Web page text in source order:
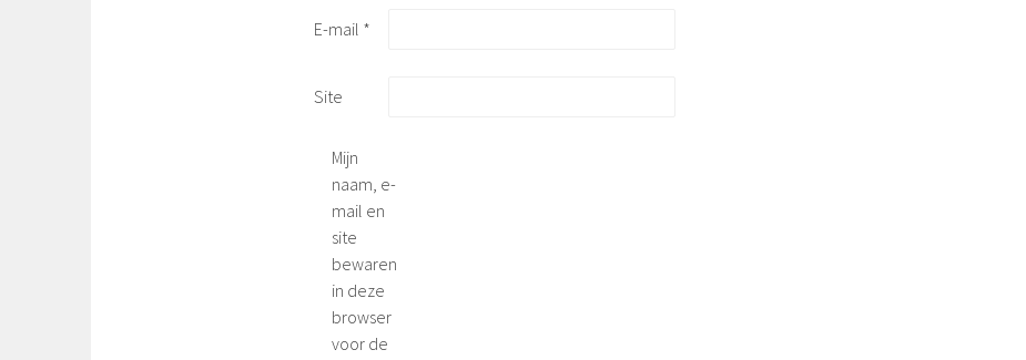
E-mail *
Site
Mijn
naam, e-
mail en
site
bewaren
in deze
browser
voor de